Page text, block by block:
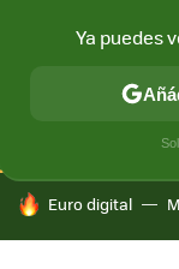
CONECTIVIDAD
HOY SE HABLA DE
Euro digital
Ya puedes